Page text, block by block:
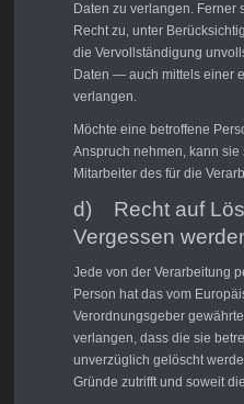
Daten zu verlangen. Ferner
Recht zu, unter
die Vervollständigung
Daten — auch mittels einer
verlangen.
Möchte eine betroffene
Anspruch nehmen, kann
Mitarbeiter des für die
d) Recht auf
Vergessen
Jede von der Verarbeitung
Person hat das vom
Verordnungsgeber
verlangen, dass die sie
unverzüglich gelöscht
Gründe zutrifft und soweit